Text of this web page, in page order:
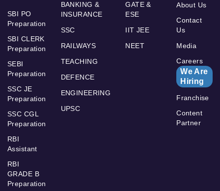
SBI PO
Preparation
SBI CLERK
Preparation
SEBI
Preparation
SSC JE
Preparation
SSC CGL
Preparation
RBI
Assistant
RBI
GRADE B
Preparation
BANKING &
INSURANCE
SSC
RAILWAYS
TEACHING
DEFENCE
ENGINEERING
UPSC
GATE &
ESE
IIT JEE
NEET
About Us
Contact
Us
Media
Careers
We Are
Hiring
Franchise
Content
Partner